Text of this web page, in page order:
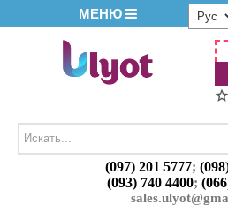
МЕНЮ
(097) 201 5777;
(093) 740 4400;